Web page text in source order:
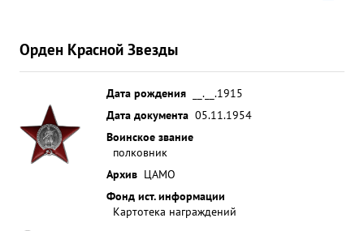
Орден Красной Звезды
Дата рождения
__.__.1915
Дата документа 05.11.1954
Воинское звание
полковник
Архив ЦАМО
Фонд ист. информации
Картотека награждений